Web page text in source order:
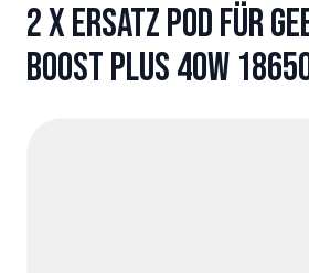
2 x Ersatz Pod für
Boost Plus 40W